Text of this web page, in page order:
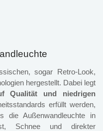
sogar Retro-Look,
hergestellt. Dabei legt
Qualität und niedrigen
erfüllt werden,
die Außenwandleuchte in
Schnee und direkter